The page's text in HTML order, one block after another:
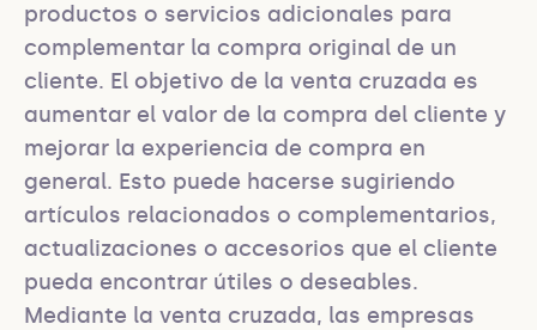
productos o servicios adicionales para
complementar la compra original de un
cliente. El objetivo de la venta cruzada es
aumentar el valor de la compra del cliente y
mejorar la experiencia de compra en
general. Esto puede hacerse sugiriendo
artículos relacionados o complementarios,
actualizaciones o accesorios que el cliente
pueda encontrar útiles o deseables.
Mediante la venta cruzada, las empresas